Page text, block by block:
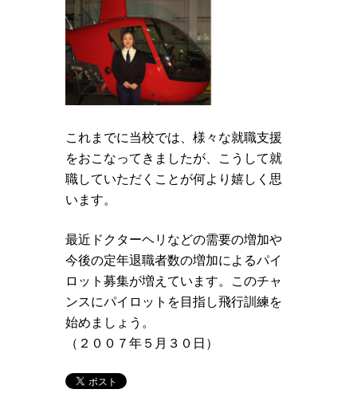
これまでに当校では、様々な就職支援
をおこなってきましたが、こうして就
職していただくことが何より嬉しく思
います。
最近ドクターヘリなどの需要の増加や
今後の定年退職者数の増加によるパイ
ロット募集が増えています。このチャ
ンスにパイロットを目指し飛行訓練を
始めましょう。
（２００７年５月３０日）